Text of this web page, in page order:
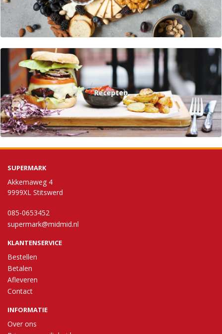
Recepten
SUPERMARK
Akkemaweg 4
9999XL Stitswerd
085-0653452
supermark@midmid.nl
KLANTENSERVICE
Bestellen
Betalen
Afleveren
Contact
INFORMATIE
Over ons